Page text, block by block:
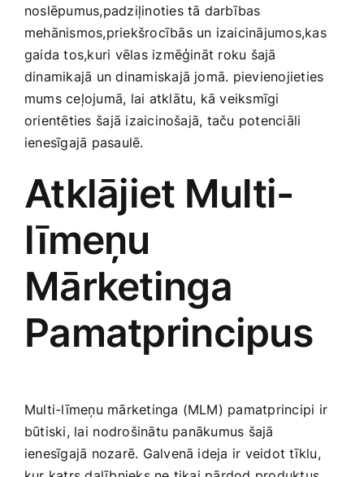
Smaržas, kosmētika
Sports, tūrisms un atpūta
TV un Sadzīves tehnika
noslēpumus,padziļinoties tā darbības
mehānismos,priekšrocībās un izaicinājumos,kas
gaida​ tos,kuri vēlas izmēģināt roku šajā
dinamikajā un dinamiskajā jomā. pievienojieties
mums ceļojumā, lai atklātu, kā veiksmīgi⁤
orientēties ⁢šajā izaicinošajā, taču potenciāli
ienesīgajā pasaulē.
Atklājiet Multi-
līmeņu
Mārketinga
Pamatprincipus
Multi-līmeņu mārketinga (MLM) pamatprincipi ‌ir
būtiski, lai ⁢nodrošinātu panākumus šajā
ienesīgajā nozarē. Galvenā ideja ir veidot‌ tīklu,